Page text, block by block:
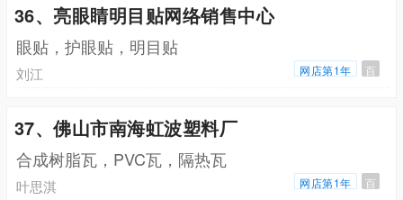
36、亮眼睛明目贴网络销售中心
眼贴，护眼贴，明目贴
刘江 网店第1年 百
37、佛山市南海虹波塑料厂
合成树脂瓦，PVC瓦，隔热瓦
叶思淇 网店第1年 百